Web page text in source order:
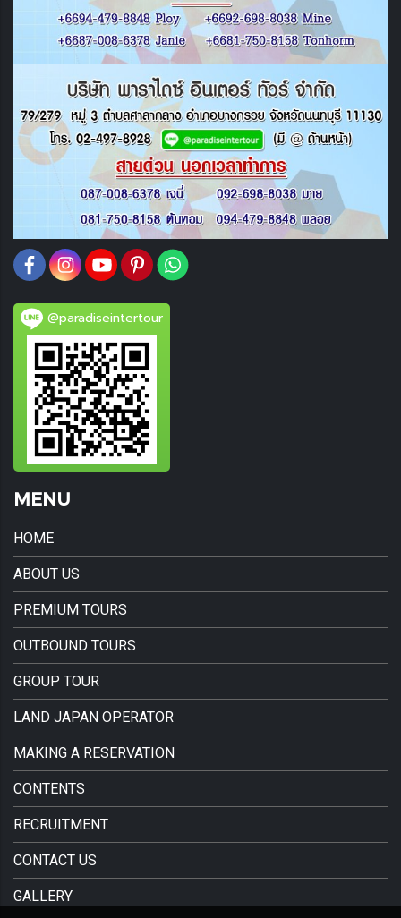
@paradiseintertour
MENU
HOME
ABOUT US
PREMIUM TOURS
OUTBOUND TOURS
GROUP TOUR
LAND JAPAN OPERATOR
MAKING A RESERVATION
CONTENTS
RECRUITMENT
CONTACT US
GALLERY